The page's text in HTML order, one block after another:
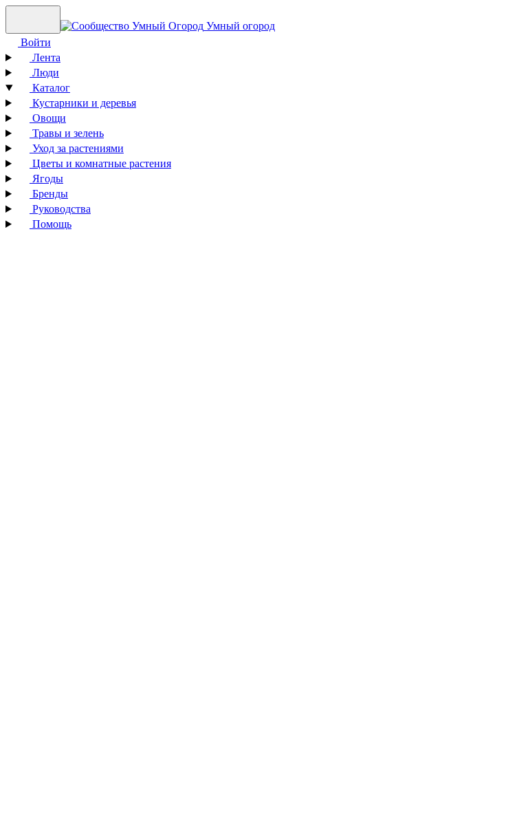
Умный огород
Войти
Лента
Люди
Каталог
Кустарники и деревья
Овощи
Травы и зелень
Уход за растениями
Цветы и комнатные растения
Ягоды
Бренды
Руководства
Помощь